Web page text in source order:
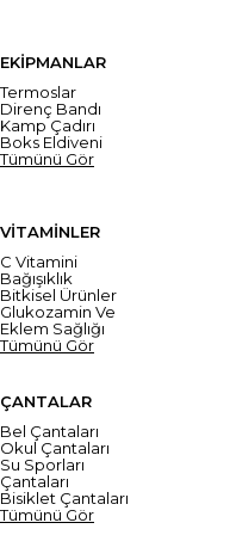
EKİPMANLAR
Termoslar
Direnç Bandı
Kamp Çadırı
Boks Eldiveni
Tümünü Gör
VİTAMİNLER
C Vitamini
Bağışıklık
Bitkisel Ürünler
Glukozamin Ve
Eklem Sağlığı
Tümünü Gör
ÇANTALAR
Bel Çantaları
Okul Çantaları
Su Sporları
Çantaları
Bisiklet Çantaları
Tümünü Gör